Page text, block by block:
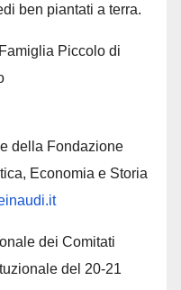
ben piantati a terra.
Piccolo di
della Fondazione
Economia e Storia
dei Comitati
del 20-21